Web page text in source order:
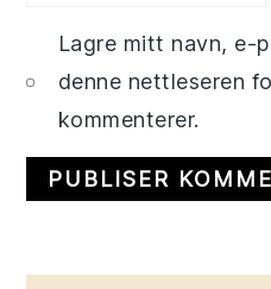
Lagre mitt navn, e-
denne nettleseren
kommenterer.